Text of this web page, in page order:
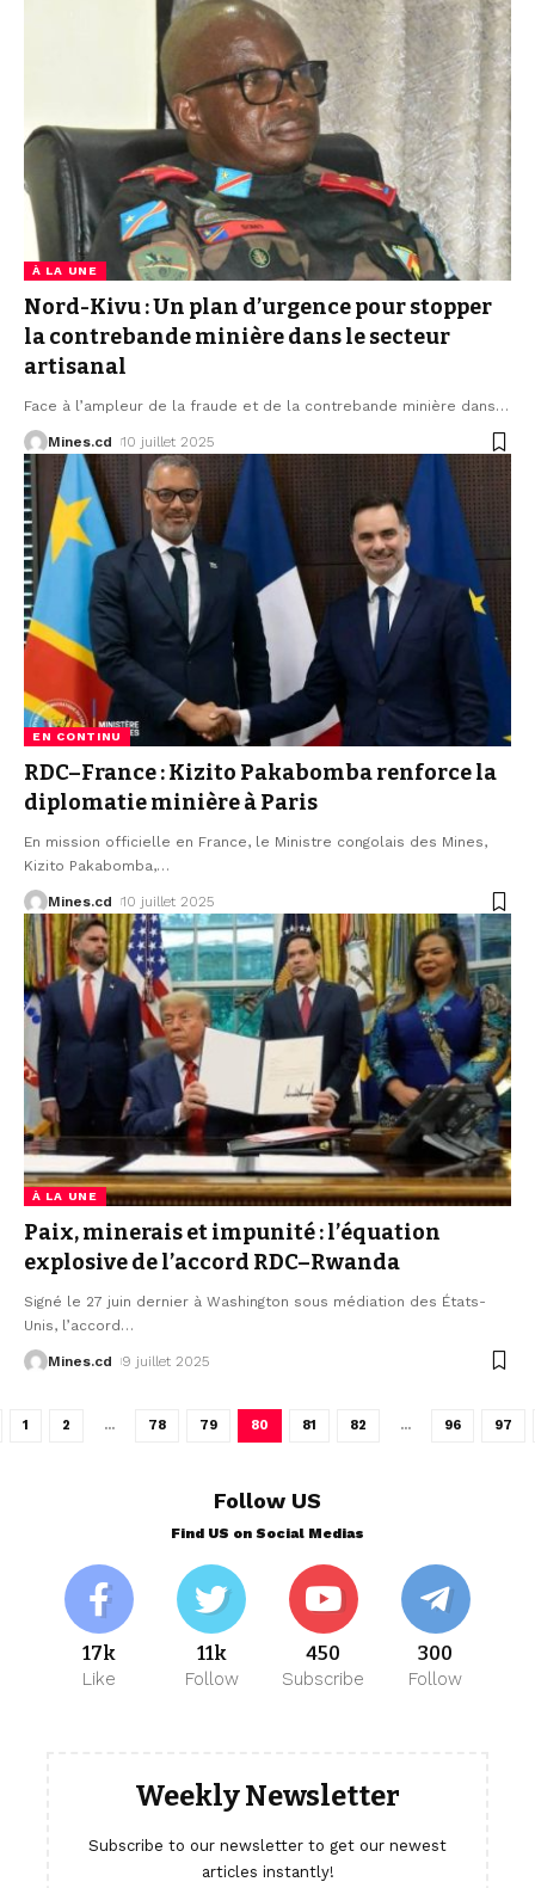
À LA UNE
Nord-Kivu : Un plan d’urgence pour stopper
la contrebande minière dans le secteur
artisanal
Face à l’ampleur de la fraude et de la contrebande minière dans…
Mines.cd 10 juillet 2025
EN CONTINU
RDC–France : Kizito Pakabomba renforce la
diplomatie minière à Paris
En mission officielle en France, le Ministre congolais des Mines,
Kizito Pakabomba,…
Mines.cd 10 juillet 2025
À LA UNE
Paix, minerais et impunité : l’équation
explosive de l’accord RDC–Rwanda
Signé le 27 juin dernier à Washington sous médiation des États-
Unis, l’accord …
Mines.cd 9 juillet 2025
1 2 … 78 79 80 81 82 … 96 97
Follow US
Find US on Social Medias
17k
Like
11k
Follow
450
Subscribe
300
Follow
Weekly Newsletter
Subscribe to our newsletter to get our newest
articles instantly!